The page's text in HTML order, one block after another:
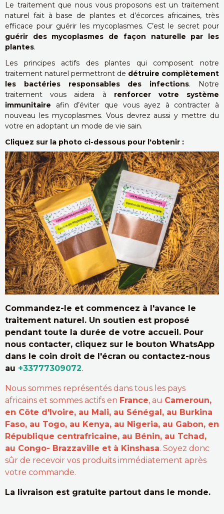
Le traitement que nous vous proposons est un traitement
naturel fait à base de plantes et d’écorces africaines, très
efficace pour guérir les mycoplasmes. C’est le secret pour
guérir des mycoplasmes de façon naturelle par les
plantes.
Les principes actifs des plantes qui composent notre
traitement naturel permettront de détruire complètement
les bactéries responsables des infections. Notre
traitement vous aidera à renforcer votre système
immunitaire afin d’éviter que vous ayez à contracter à
nouveau les mycoplasmes. Vous devrez aussi y mettre du
votre en adoptant un mode de vie sain.
Cliquez sur la photo ci-dessous pour l'obtenir :
Commandez-le et commencez à l'avance le
traitement naturel. Un soutien est proposé
pendant toute la durée de votre accueil. Pour
nous contacter, cliquez sur le bouton WhatsApp
dans le coin droit de l'écran ou contactez-nous
au +33777309072.
Nous sommes représentés dans tous les pays
africains et sommes actifs en France, au Cameroun,
en Côte d'Ivoire, au Mali, au Sénégal, au Burkina
Faso, au Togo, au Kenya, au Nigeria, au Gabon, en
République centrafricaine, au Bénin, au Tchad,
au Congo- Brazzaville et à Kinshasa. Soyez donc
sûr de recevoir vos produits immédiatement après
votre commande.
La livraison est gratuite partout dans le monde.